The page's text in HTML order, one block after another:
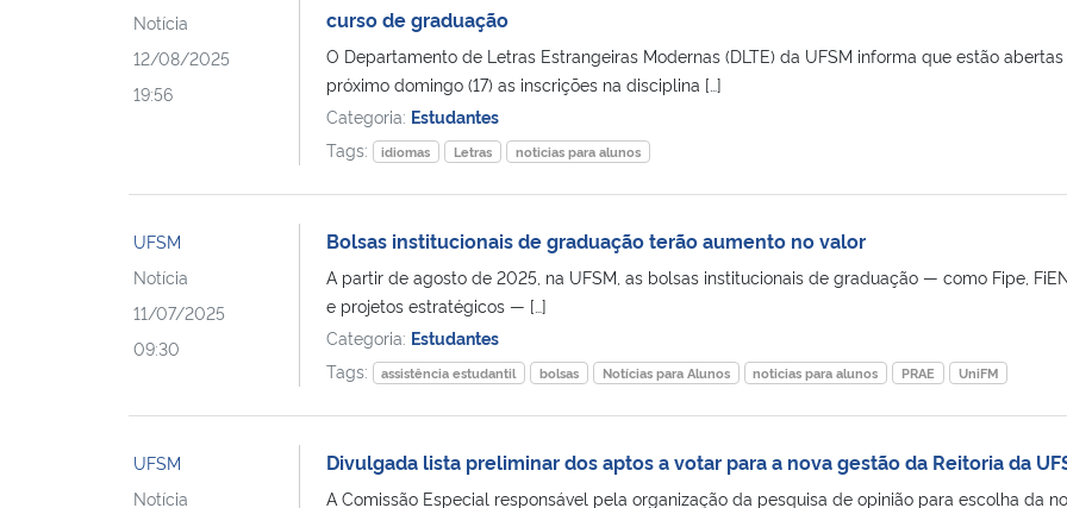
Notícia
12/08/2025
19:56
curso de graduação
O Departamento de Letras Estrangeiras Modernas (DLTE) da UFSM informa que estão
próximo domingo (17) as inscrições na disciplina […]
Categoria: Estudantes
Tags:
idiomas Letras noticias para alunos
UFSM
Notícia
11/07/2025
09:30
Bolsas institucionais de graduação terão aumento no valor
A partir de agosto de 2025, na UFSM, as bolsas institucionais de graduação — como Fipe,
e projetos estratégicos — […]
Categoria: Estudantes
Tags:
assistência estudantil bolsas Notícias para Alunos noticias para alunos PRAE UniFM
UFSM
Notícia
Divulgada lista preliminar dos aptos a votar para a nova gestão da Reitoria da
A Comissão Especial responsável pela organização da pesquisa de opinião para escolha da